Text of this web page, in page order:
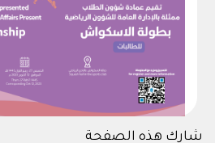
شارك هذه الصفحة